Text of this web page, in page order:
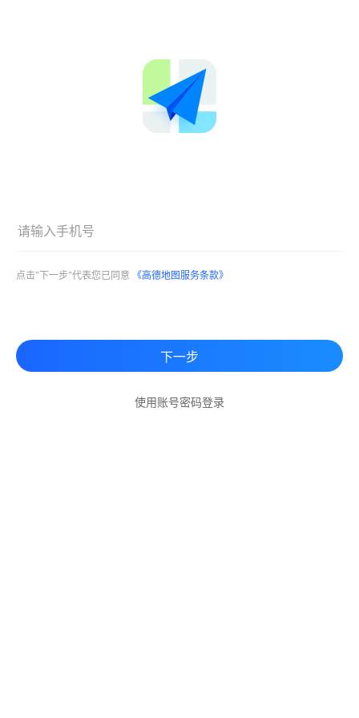
点击"下一步"代表您已同意 《高德地图服务条款》
下一步
使用账号密码登录